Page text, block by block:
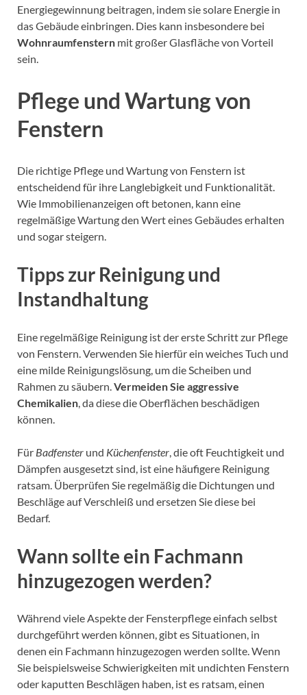
Energiegewinnung beitragen, indem sie solare Energie in
das Gebäude einbringen. Dies kann insbesondere bei
Wohnraumfenstern mit großer Glasfläche von Vorteil
sein.
Pflege und Wartung von
Fenstern
Die richtige Pflege und Wartung von Fenstern ist
entscheidend für ihre Langlebigkeit und Funktionalität.
Wie Immobilienanzeigen oft betonen, kann eine
regelmäßige Wartung den Wert eines Gebäudes erhalten
und sogar steigern.
Tipps zur Reinigung und
Instandhaltung
Eine regelmäßige Reinigung ist der erste Schritt zur Pflege
von Fenstern. Verwenden Sie hierfür ein weiches Tuch und
eine milde Reinigungslösung, um die Scheiben und
Rahmen zu säubern. Vermeiden Sie aggressive
Chemikalien , da diese die Oberflächen beschädigen
können.
Für Badfenster und Küchenfenster , die oft Feuchtigkeit und
Dämpfen ausgesetzt sind, ist eine häufigere Reinigung
ratsam. Überprüfen Sie regelmäßig die Dichtungen und
Beschläge auf Verschleiß und ersetzen Sie diese bei
Bedarf.
Wann sollte ein Fachmann
hinzugezogen werden?
Während viele Aspekte der Fensterpflege einfach selbst
durchgeführt werden können, gibt es Situationen, in
denen ein Fachmann hinzugezogen werden sollte. Wenn
Sie beispielsweise Schwierigkeiten mit undichten Fenstern
oder kaputten Beschlägen haben, ist es ratsam, einen